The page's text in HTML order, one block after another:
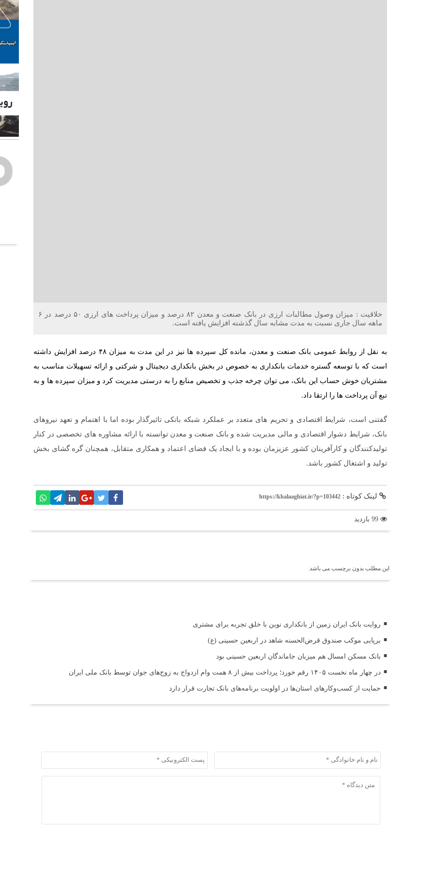
خلاقیت : میزان وصول مطالبات ارزی در بانک صنعت و معدن ۸۲ درصد و میزان پرداخت های ارزی ۵۰ درصد در ۶
ماهه سال جاری نسبت به مدت مشابه سال گذشته افزایش یافته است.
به نقل از روابط عمومی بانک صنعت و معدن، مانده کل سپرده ها نیز در این مدت به میزان ۴۸ درصد افزایش داشته
است که با توسعه گستره خدمات بانکداری به خصوص در بخش بانکداری دیجیتال و شرکتی و ارائه تسهیلات مناسب به
مشتریان خوش حساب این بانک، می توان چرخه جذب و تخصیص منابع را به درستی مدیریت کرد و میزان سپرده ها و به
تبع آن پرداخت ها را ارتقا داد.
گفتنی است، شرایط اقتصادی و تحریم های متعدد بر عملکرد شبکه بانکی تاثیرگذار بوده اما با اهتمام و تعهد نیروهای
بانک، شرایط دشوار اقتصادی و مالی مدیریت شده و بانک صنعت و معدن توانسته با ارائه مشاوره های تخصصی در کنار
تولیدکنندگان و کارآفرینان کشور عزیزمان بوده و با ایجاد یک فضای اعتماد و همکاری متقابل، همچنان گره گشای بخش
تولید و اشتغال کشور باشد.
لینک کوتاه : https://khalaaghiat.ir/?p=103442
این مطلب بدون برچسب می باشد.
روایت بانک ایران زمین از بانکداری نوین با خلق تجربه برای مشتری
برپایی موکب صندوق قرض‌الحسنه شاهد در اربعین حسینی (ع)
بانک مسکن امسال هم میزبان جاماندگان اربعین حسینی بود
در چهار ماه نخست ۱۴۰۵ رقم خورد؛ پرداخت بیش از ۸ همت وام ازدواج به زوج‌های جوان توسط بانک ملی ایران
حمایت از کسب‌وکارهای استان‌ها در اولویت برنامه‌های بانک تجارت قرار دارد